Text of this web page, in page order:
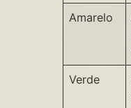
Amarelo
Verde